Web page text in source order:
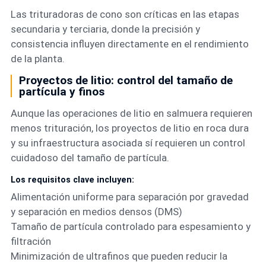
Las trituradoras de cono son críticas en las etapas
secundaria y terciaria, donde la precisión y
consistencia influyen directamente en el rendimiento
de la planta.
Proyectos de litio: control del tamaño de
partícula y finos
Aunque las operaciones de litio en salmuera requieren
menos trituración, los proyectos de litio en roca dura
y su infraestructura asociada sí requieren un control
cuidadoso del tamaño de partícula.
Los requisitos clave incluyen:
Alimentación uniforme para separación por gravedad
y separación en medios densos (DMS)
Tamaño de partícula controlado para espesamiento y
filtración
Minimización de ultrafinos que pueden reducir la